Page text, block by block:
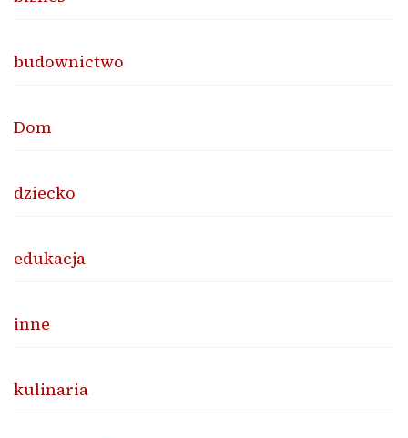
budownictwo
Dom
dziecko
edukacja
inne
kulinaria